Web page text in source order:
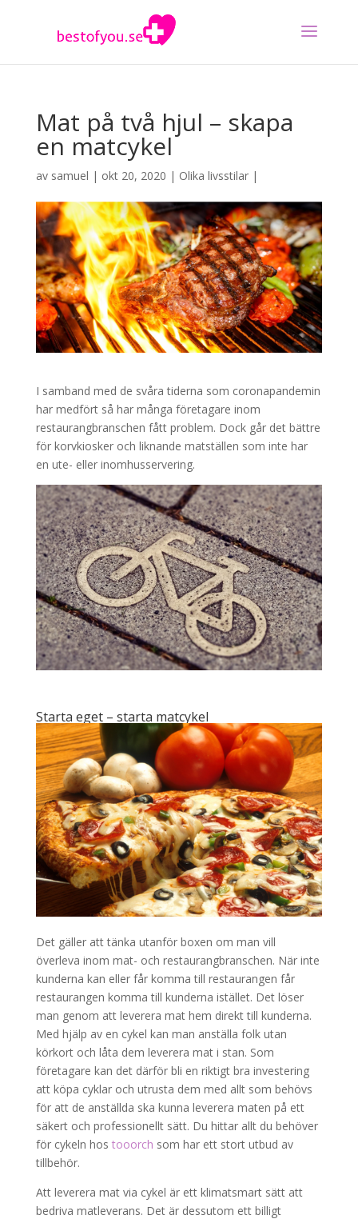
Mat på två hjul – skapa
en matcykel
av samuel | okt 20, 2020 | Olika livsstilar|
I samband med de svåra tiderna som coronapandemin
har medfört så har många företagare inom
restaurangbranschen fått problem. Dock går det bättre
för korvkiosker och liknande matställen som inte har
en ute- eller inomhusservering.
Starta eget – starta matcykel
Det gäller att tänka utanför boxen om man vill
överleva inom mat- och restaurangbranschen. När inte
kunderna kan eller får komma till restaurangen får
restaurangen komma till kunderna istället. Det löser
man genom att leverera mat hem direkt till kunderna.
Med hjälp av en cykel kan man anställa folk utan
körkort och låta dem leverera mat i stan. Som
företagare kan det därför bli en riktigt bra investering
att köpa cyklar och utrusta dem med allt som behövs
för att de anställda ska kunna leverera maten på ett
säkert och professionellt sätt. Du hittar allt du behöver
för cykeln hos tooorch som har ett stort utbud av
tillbehör.
Att leverera mat via cykel är ett klimatsmart sätt att
bedriva matleverans. Det är dessutom ett billigt